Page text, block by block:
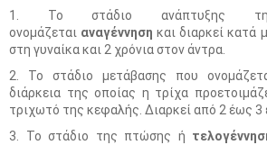
1. Το στάδιο ανάπτυξης
ονομάζεται αναγέννηση και διαρκεί κατά
στη γυναίκα και 2 χρόνια στον άντρα.
2. Το στάδιο μετάβασης που
διάρκεια της οποίας η τρίχα
τριχωτό της κεφαλής. Διαρκεί από 2 έως 3
3. Το στάδιο της πτώσης ή